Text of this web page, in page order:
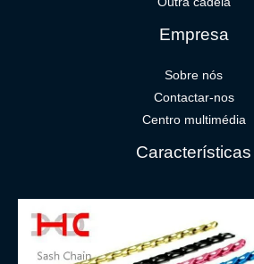
Empresa
Sobre nós
Contactar-nos
Centro multimédia
Características